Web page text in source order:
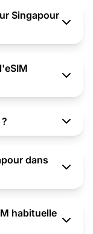
Singapour
dans
habituelle